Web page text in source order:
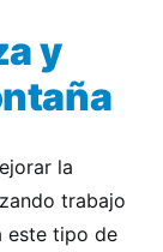
y
la
trabajo
este tipo de